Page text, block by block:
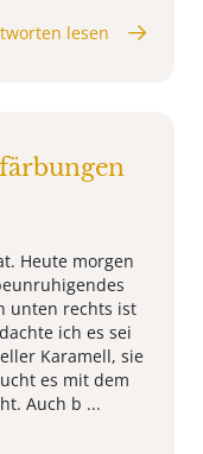
lesen
Heute morgen
unten rechts ist
ich es sei
Karamell, sie
es mit dem
Auch b ...